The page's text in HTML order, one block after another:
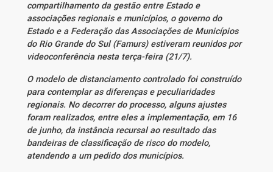
compartilhamento da gestão entre Estado e
associações regionais e municípios, o governo do
Estado e a Federação das Associações de Municípios
do Rio Grande do Sul (Famurs) estiveram reunidos por
videoconferência nesta terça-feira (21/7).
O modelo de distanciamento controlado foi construído
para contemplar as diferenças e peculiaridades
regionais. No decorrer do processo, alguns ajustes
foram realizados, entre eles a implementação, em 16
de junho, da instância recursal ao resultado das
bandeiras de classificação de risco do modelo,
atendendo a um pedido dos municípios.